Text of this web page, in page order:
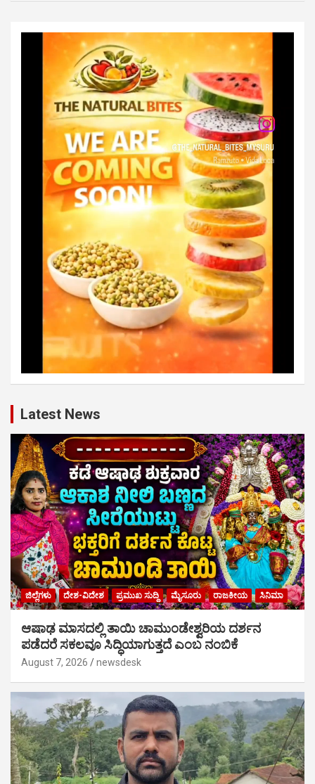
Latest News
ಜಿಲ್ಲೆಗಳು ದೇಶ-ವಿದೇಶ ಪ್ರಮುಖ ಸುದ್ದಿ ಮೈಸೂರು ರಾಜಕೀಯ ಸಿನಿಮಾ
ಆಷಾಢ ಮಾಸದಲ್ಲಿ ತಾಯಿ ಚಾಮುಂಡೇಶ್ವರಿಯ ದರ್ಶನ
ಪಡೆದರೆ ಸಕಲವೂ ಸಿದ್ಧಿಯಾಗುತ್ತದೆ ಎಂಬ ನಂಬಿಕೆ
August 7, 2026 newsdesk